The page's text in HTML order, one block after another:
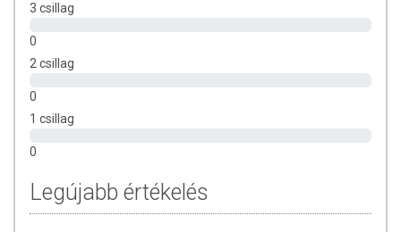
3 csillag
0
2 csillag
0
1 csillag
0
Legújabb értékelés